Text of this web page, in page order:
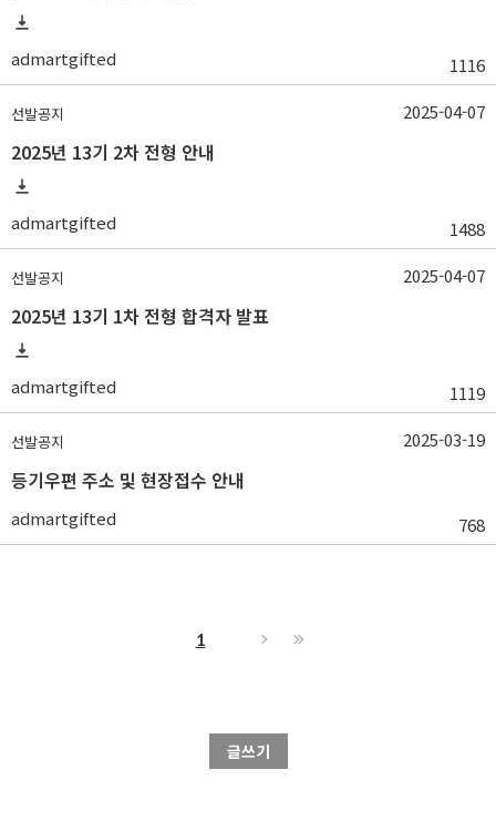
admartgifted 1116
선발공지
2025년 13기 2차 전형 안내
admartgifted 1488
2025-04-07
선발공지
2025년 13기 1차 전형 합격자 발표
admartgifted 1119
2025-04-07
선발공지
등기우편 주소 및 현장접수 안내
admartgifted 768
2025-03-19
1
글쓰기